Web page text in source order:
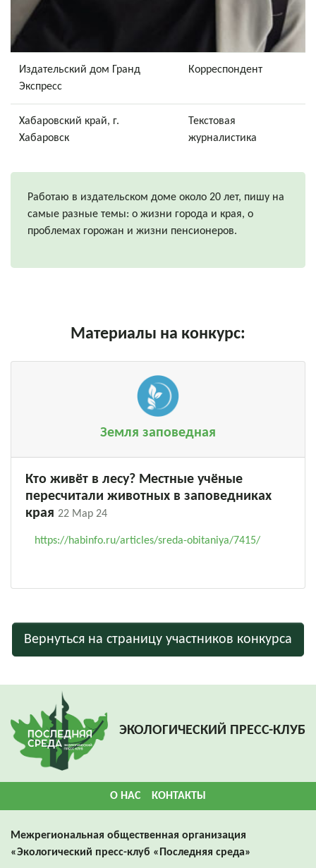
Издательский дом Гранд
Экспресс
Корреспондент
Хабаровский край, г.
Хабаровск
Текстовая
журналистика
Работаю в издательском доме около 20 лет, пишу на
самые разные темы: о жизни города и края, о
проблемах горожан и жизни пенсионеров.
Материалы на конкурс:
Земля заповедная
Кто живёт в лесу? Местные учёные
пересчитали животных в заповедниках
края 22 Мар 24
https://habinfo.ru/articles/sreda-obitaniya/7415/
Вернуться на страницу участников конкурса
ЭКОЛОГИЧЕСКИЙ ПРЕСС-КЛУБ
О НАС КОНТАКТЫ
Межрегиональная общественная организация
«Экологический пресс-клуб «Последняя среда»